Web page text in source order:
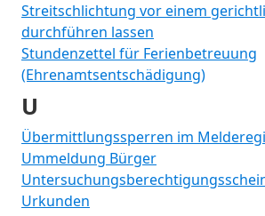
Streitschlichtung vor einem
durchführen lassen
Stundenzettel für Ferienbetreuung
(Ehrenamtsentschädigung)
U
Übermittlungssperren im
Ummeldung Bürger
Urkunden